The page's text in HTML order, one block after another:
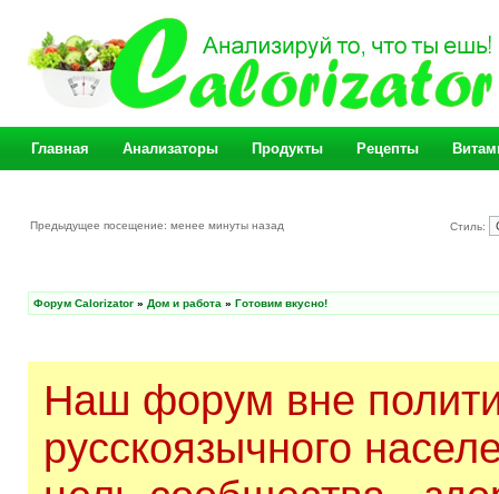
Главная Анализаторы Продукты Рецепты
Предыдущее посещение: менее минуты назад Стиль:
Форум Calorizator » Дом и работа » Готовим вкусно!
Наш форум вне
русскоязычного